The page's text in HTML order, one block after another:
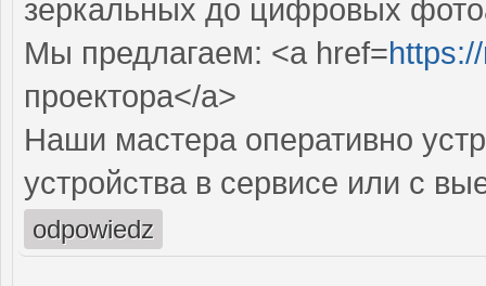
зеркальных до цифровых
Мы предлагаем: <a href=
проектора</a>
Наши мастера оперативно
устройства в сервисе или с
odpowiedz